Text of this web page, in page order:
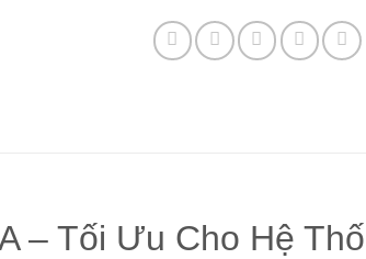
– Tối Ưu Cho Hệ